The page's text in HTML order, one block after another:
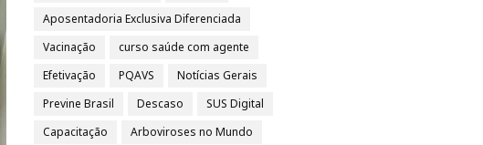
Aposentadoria Exclusiva Diferenciada
Vacinação
curso saúde com agente
Efetivação
PQAVS
Notícias Gerais
Previne Brasil
Descaso
SUS Digital
Capacitação
Arboviroses no Mundo